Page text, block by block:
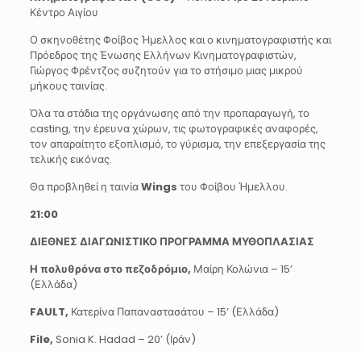
Κέντρο Αιγίου
Ο σκηνοθέτης Φοίβος Ήμελλος και ο κινηματογραφιστής και
Πρόεδρος της Ένωσης Ελλήνων Κινηματογραφιστών,
Γιώργος Φρέντζος συζητούν για το στήσιμο μιας μικρού
μήκους ταινίας.
Όλα τα στάδια της οργάνωσης από την προπαραγωγή, το
casting, την έρευνα χώρων, τις φωτογραφικές αναφορές,
τον απαραίτητο εξοπλισμό, το γύρισμα, την επεξεργασία της
τελικής εικόνας.
Θα προβληθεί η ταινίαWings του Φοίβου Ήμελλου.
21:00
ΔΙΕΘΝΕΣ ΔΙΑΓΩΝΙΣΤΙΚΟ ΠΡΟΓΡΑΜΜΑ ΜΥΘΟΠΛΑΣΙΑΣ
Η πολυθρόνα στο πεζοδρόμιο, Μαίρη Κολώνια – 15’
(Ελλάδα)
FAULT, Κατερίνα Παπαναστασάτου – 15’ (Ελλάδα)
File, Sonia K. Hadad – 20’ (Ιράν)